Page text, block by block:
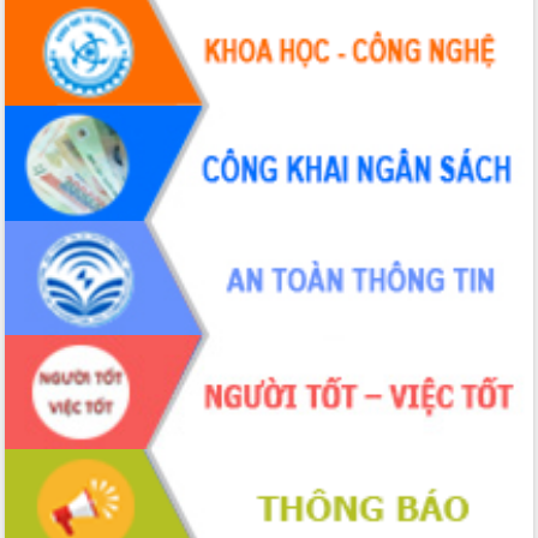
Hội thảo khoa học “Giải pháp thúc đẩy
phát triển nền kinh tế xanh tại tỉnh
Đắk Lắk”
Tăng cường giám sát, đôn đốc thực
hiện nhiệm vụ quản lý tài sản công
hàng tuần
Tháo gỡ những vướng mắc, đẩy mạnh
công tác cải cách thủ tục hành chính
tại Trung tâm Phục vụ hành chính
công tỉnh
Đắk Lắk: Tôn vinh 46 giải pháp tại Hội
thi Sáng tạo Kỹ thuật 2024 - 2025
Đắk Lắk rà soát, điều chỉnh Đề án 190
về phát triển nuôi trồng thủy sản
Phó Chủ tịch UBND tỉnh Đắk Lắk
Trương Công Thái kiểm tra thực địa
Dự án cao tốc Khánh Hòa - Buôn Ma
Định vị cà phê Việt Nam như một “di
sản sống” trong dòng chảy toàn cầu